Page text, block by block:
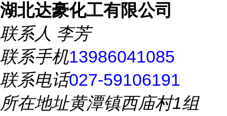
湖北达豪化工有限公司
联系人 李芳
联系手机13986041085
联系电话027-59106191
所在地址黄潭镇西庙村1组